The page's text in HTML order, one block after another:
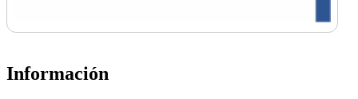
Información